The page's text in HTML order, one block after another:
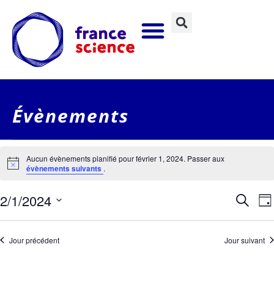
Évènements
Notice
Aucun évènements planifié pour février 1, 2024. Passer aux
évènements suivants .
et
2/1/2024
une
date.Jour précédent Jour suivant